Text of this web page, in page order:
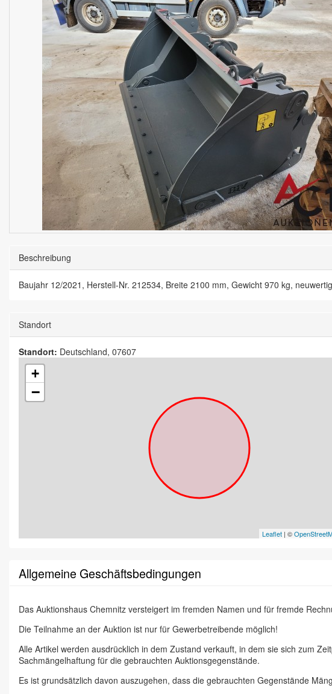
Beschreibung
Baujahr 12/2021, Herstell-Nr. 212534, Breite 2100 mm, Gewicht 970 kg,
Standort
Standort: Deutschland, 07607
+
−
Leaflet | ©
Allgemeine Geschäftsbedingungen
Das Auktionshaus Chemnitz versteigert im fremden Namen und für fremde
Die Teilnahme an der Auktion ist nur für Gewerbetreibende möglich!
Alle Artikel werden ausdrücklich in dem Zustand verkauft, in dem sie sich zum
Sachmängelhaftung für die gebrauchten Auktionsgegenstände.
Es ist grundsätzlich davon auszugehen, dass die gebrauchten Gegenstände